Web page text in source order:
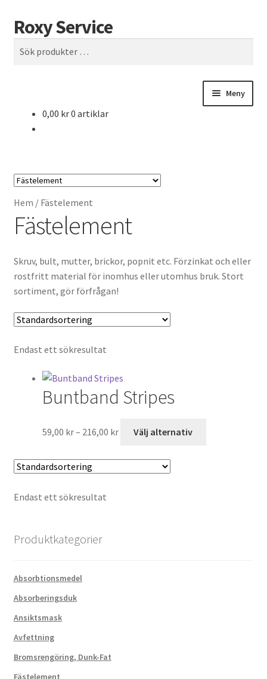
Hoppa
till
navigering
Hoppa
till
innehåll
Roxy Service
Sök
Meny
HUMOR-SIDA
Köpvillkor
Till kassan
Varukorg
0,00 kr0 artiklar
Hem / Fästelement
Fästelement
Skruv, bult, mutter, brickor, popnit etc. Förzinkat och eller
rostfritt material för inomhus eller utomhus bruk. Stort
sortiment, gör förfrågan!
Endast ett sökresultat
Buntband Stripes
59,00 kr– 216,00 kr
59,00 kr
216,00 kr
Välj alternativ
Endast ett sökresultat
Produktkategorier
Absorbtionsmedel
Absorberingsduk
Ansiktsmask
Avfettning
Bromsrengöring, Dunk-Fat
Fästelement